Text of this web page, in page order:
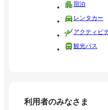
宿泊
レンタカー
アクティビ
観光バス
利用者のみなさま